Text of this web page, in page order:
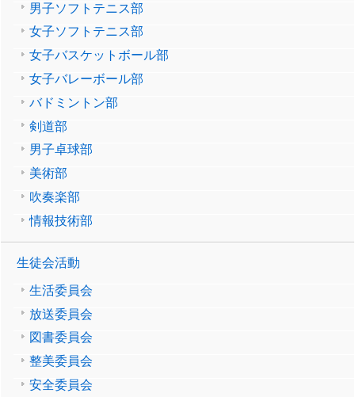
男子ソフトテニス部
女子ソフトテニス部
女子バスケットボール部
女子バレーボール部
バドミントン部
剣道部
男子卓球部
美術部
吹奏楽部
情報技術部
生徒会活動
生活委員会
放送委員会
図書委員会
整美委員会
安全委員会